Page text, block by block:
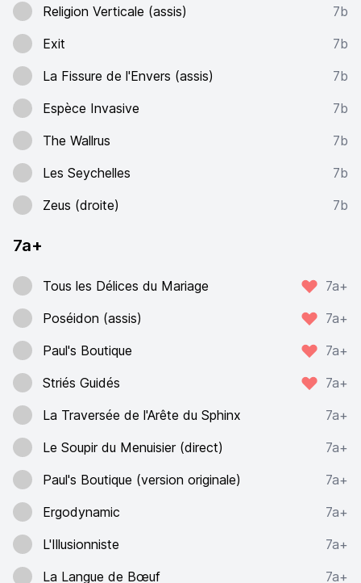
Religion Verticale (assis)
7b
Exit
7b
La Fissure de l'Envers (assis)
7b
Espèce Invasive
7b
The Wallrus
7b
Les Seychelles
7b
Zeus (droite)
7b
7a+
Tous les Délices du Mariage
7a+
Poséidon (assis)
7a+
Paul's Boutique
7a+
Striés Guidés
7a+
La Traversée de l'Arête du Sphinx
7a+
Le Soupir du Menuisier (direct)
7a+
Paul's Boutique (version originale)
7a+
Ergodynamic
7a+
L'Illusionniste
7a+
La Langue de Bœuf
7a+